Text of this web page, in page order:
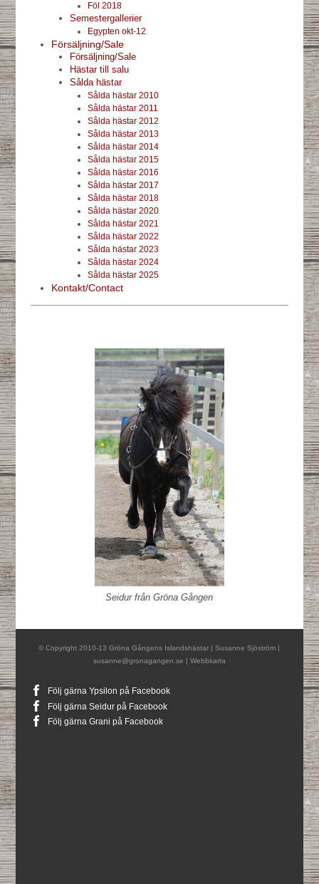
Föl 2018
Semestergallerier
Egypten okt-12
Försäljning/Sale
Försäljning/Sale
Hästar till salu
Sålda hästar
Sålda hästar 2010
Sålda hästar 2011
Sålda hästar 2012
Sålda hästar 2013
Sålda hästar 2014
Sålda hästar 2015
Sålda hästar 2016
Sålda hästar 2017
Sålda hästar 2018
Sålda hästar 2020
Sålda hästar 2021
Sålda hästar 2022
Sålda hästar 2023
Sålda hästar 2024
Sålda hästar 2025
Kontakt/Contact
Seidur från Gröna Gången
© Copyright 2010-13 Gröna Gångens Islandshästar | Susanne Sjöström |
susanne@gronagangen.se | Webbkarta
Följ gärna Ypsilon på Facebook
Följ gärna Seidur på Facebook
Följ gärna Grani på Facebook